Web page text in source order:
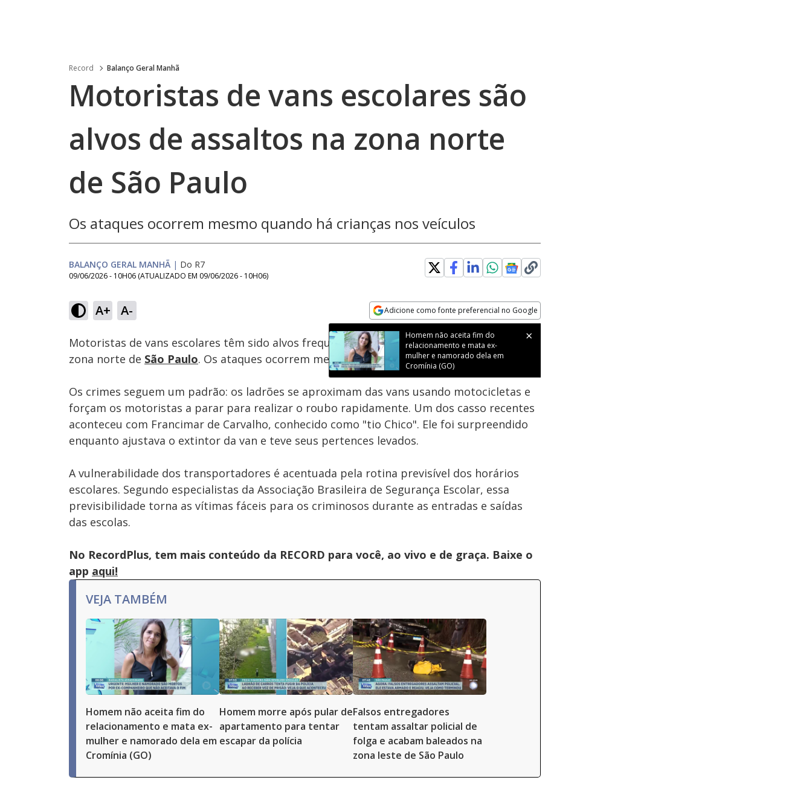
Record Balanço Geral Manhã
Motoristas de vans escolares são
alvos de assaltos na zona norte
de São Paulo
Os ataques ocorrem mesmo quando há crianças nos veículos
BALANÇO GERAL MANHÃ | Do R7
09/06/2026 - 10H06 (ATUALIZADO EM 09/06/2026 - 10H06)
A+ A- Adicione como fonte preferencial no Google
Opens in new window
Homem não aceita fim do
relacionamento e mata ex-
mulher e namorado dela em
Cromínia (GO)
Ativar
Som
Velocidade
Motoristas de vans escolares têm sido alvos frequentes de criminosos em Pirituba, na
zona norte de São Paulo. Os ataques ocorrem mesmo quando há crianças nos veículos.
Os crimes seguem um padrão: os ladrões se aproximam das vans usando motocicletas e
forçam os motoristas a parar para realizar o roubo rapidamente. Um dos casso recentes
aconteceu com Francimar de Carvalho, conhecido como "tio Chico". Ele foi surpreendido
enquanto ajustava o extintor da van e teve seus pertences levados.
A vulnerabilidade dos transportadores é acentuada pela rotina previsível dos horários
escolares. Segundo especialistas da Associação Brasileira de Segurança Escolar, essa
previsibilidade torna as vítimas fáceis para os criminosos durante as entradas e saídas
das escolas.
No RecordPlus, tem mais conteúdo da RECORD para você, ao vivo e de graça. Baixe o
app aqui!
VEJA TAMBÉM
Homem não aceita fim do
relacionamento e mata ex-
mulher e namorado dela em
Cromínia (GO)
Homem morre após pular de
apartamento para tentar
escapar da polícia
Falsos entregadores
tentam assaltar policial de
folga e acabam baleados na
zona leste de São Paulo